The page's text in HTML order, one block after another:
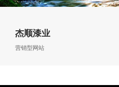
杰顺漆业
营销型网站